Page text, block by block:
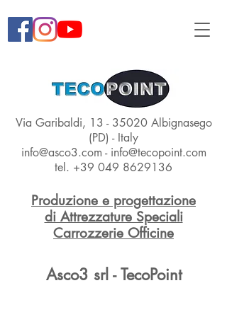
Via Garibaldi, 13 - 35020Albignasego
(PD) - Italy
info@asco3.com - info@tecopoint.com
tel. +39 049 8629136
Produzione e progettazione
di Attrezzature Speciali
Carrozzerie Officine
Asco3 srl - TecoPoint